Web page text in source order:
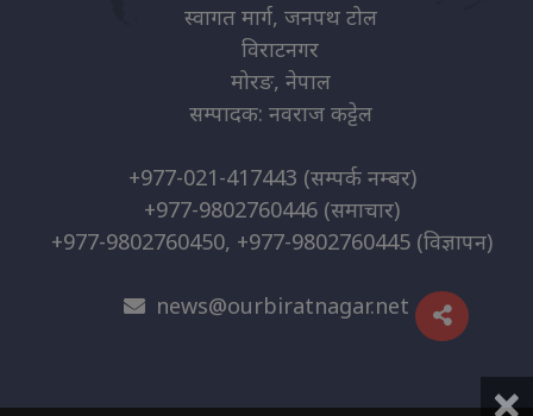
स्वागत मार्ग, जनपथ टोल
विराटनगर
मोरङ, नेपाल
सम्पादक: नवराज कट्टेल
+977-021-417443 (सम्पर्क नम्बर)
+977-9802760446 (समाचार)
+977-9802760450, +977-9802760445 (विज्ञापन)
news@ourbiratnagar.net